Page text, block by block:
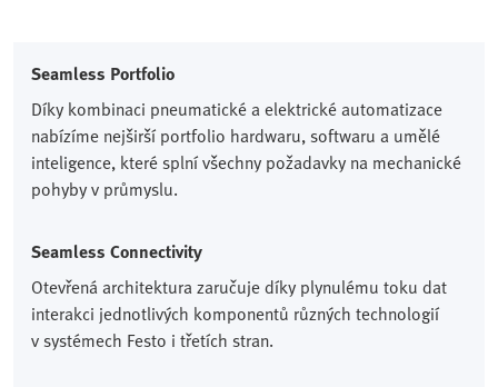
Seamless Portfolio​
Díky kombinaci pneumatické a elektrické automatizace
nabízíme nejširší portfolio hardwaru, softwaru a umělé
inteligence, které splní všechny požadavky na mechanické
pohyby v průmyslu.​
Seamless Connectivity​
Otevřená architektura zaručuje díky plynulému toku dat
interakci jednotlivých komponentů různých technologií
v systémech Festo i třetích stran.​